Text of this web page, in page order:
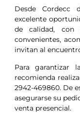
Desde Cordecc
excelente
de calidad, con
convenientes,
invitan al
Para garantizar
recomienda
2942-469860. De
asegurarse su
venta presencial.